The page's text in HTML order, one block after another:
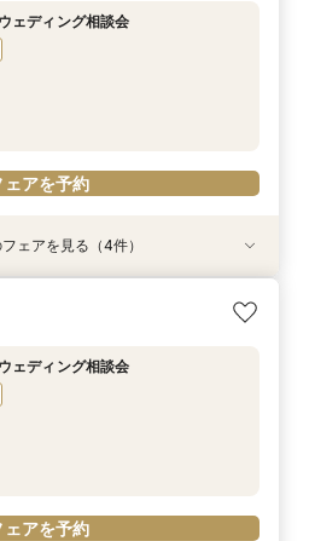
ェディング相談会
ェアを予約
ェアを見る（4件）
ェディング相談会
ェアを予約